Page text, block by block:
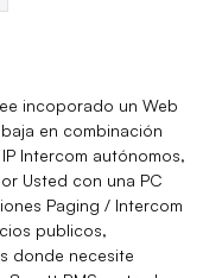
incoporado un Web
en combinación
Intercom autónomos,
Usted con una PC
Paging / Intercom
publicos,
donde necesite